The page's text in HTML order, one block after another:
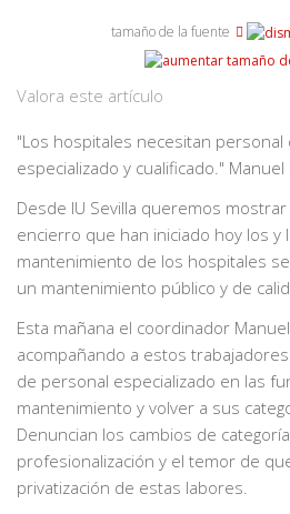
tamaño de la fuente
Valora este artículo
"Los hospitales necesitan
especializado y cualificado."
Desde IU Sevilla queremos
encierro que han iniciado hoy los y
mantenimiento de los hospitales
un mantenimiento público y de
Esta mañana el coordinador
acompañando a estos
de personal especializado en las
mantenimiento y volver a sus
Denuncian los cambios de
profesionalización y el temor de
privatización de estas labores.